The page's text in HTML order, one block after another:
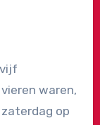
waren,
op